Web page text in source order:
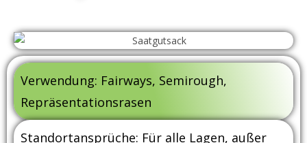
Verwendung: Fairways, Semirough,
Repräsentationsrasen
Standortansprüche: Für alle Lagen, außer